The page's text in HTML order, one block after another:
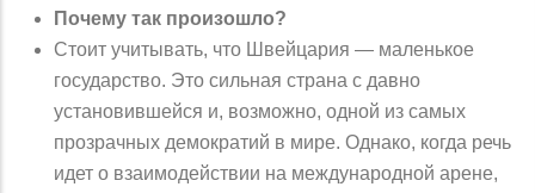
Почему так произошло?
Стоит учитывать, что Швейцария — маленькое
государство. Это сильная страна с давно
установившейся и, возможно, одной из самых
прозрачных демократий в мире. Однако, когда речь
идет о взаимодействии на международной арене,